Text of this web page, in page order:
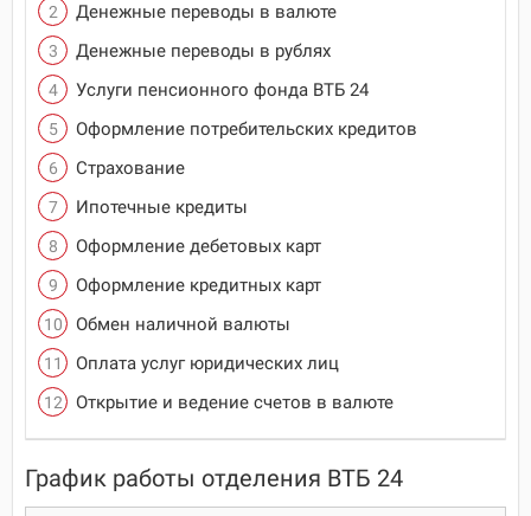
Денежные переводы в валюте
Денежные переводы в рублях
Услуги пенсионного фонда ВТБ 24
Оформление потребительских кредитов
Страхование
Ипотечные кредиты
Оформление дебетовых карт
Оформление кредитных карт
Обмен наличной валюты
Оплата услуг юридических лиц
Открытие и ведение счетов в валюте
График работы отделения ВТБ 24